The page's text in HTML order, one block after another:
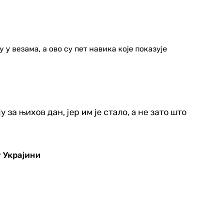
а ово су пет навика које показује
њихов дан, јер им је стало, а не зато што